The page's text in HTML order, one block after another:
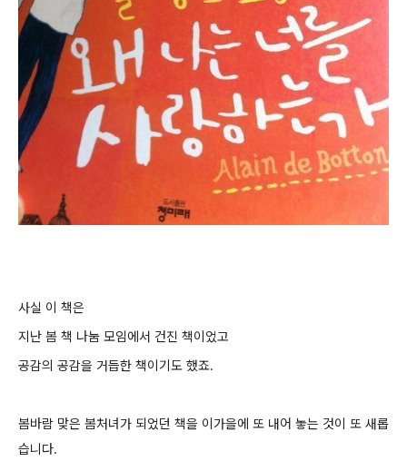
사실 이 책은
지난 봄 책 나눔 모임에서 건진 책이었고
공감의 공감을 거듭한 책이기도 했죠.
봄바람 맞은 봄처녀가 되었던 책을 이가을에 또 내어 놓는 것이 또 새롭
습니다.